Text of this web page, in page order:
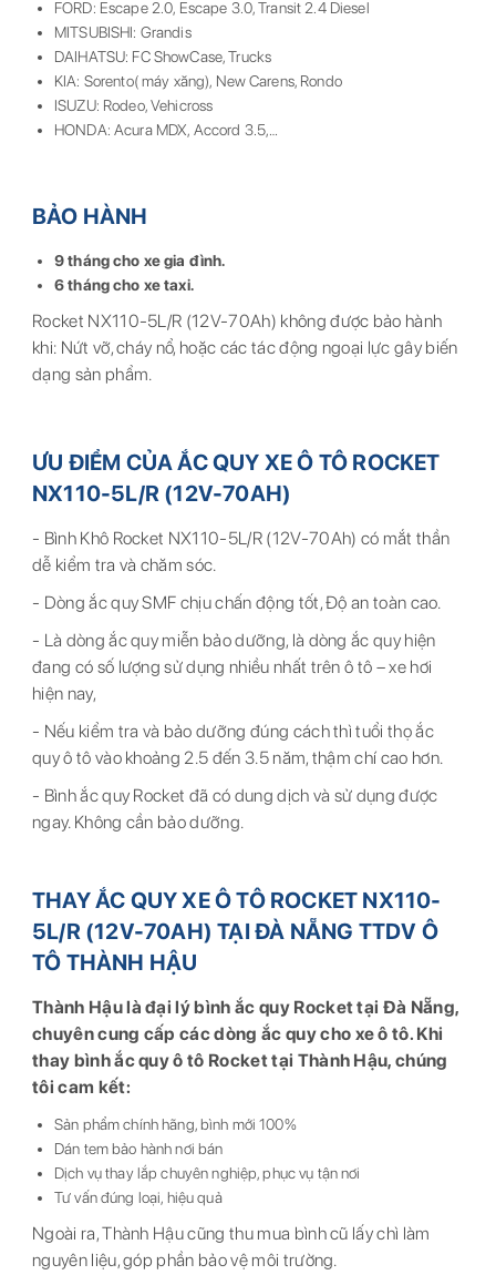
FORD: Escape 2.0, Escape 3.0, Transit 2.4 Diesel
MITSUBISHI: Grandis
DAIHATSU: FC ShowCase, Trucks
KIA: Sorento( máy xăng), New Carens, Rondo
ISUZU: Rodeo, Vehicross
HONDA: Acura MDX, Accord 3.5,…
BẢO HÀNH
9 tháng cho xe gia đình.
6 tháng cho xe taxi.
Rocket NX110-5L/R (12V-70Ah) không được bảo hành
khi: Nứt vỡ, cháy nổ, hoặc các tác động ngoại lực gây biến
dạng sản phẩm.
ƯU ĐIỂM CỦA ẮC QUY XE Ô TÔ ROCKET
NX110-5L/R (12V-70AH)
- Bình Khô Rocket NX110-5L/R (12V-70Ah) có mắt thần
dễ kiểm tra và chăm sóc.
- Dòng ắc quy SMF chịu chấn động tốt, Độ an toàn cao.
- Là dòng ắc quy miễn bảo dưỡng, là dòng ắc quy hiện
đang có số lượng sử dụng nhiều nhất trên ô tô – xe hơi
hiện nay,
- Nếu kiểm tra và bảo dưỡng đúng cách thì tuổi thọ ắc
quy ô tô vào khoảng 2.5 đến 3.5 năm, thậm chí cao hơn.
- Bình ắc quy Rocket đã có dung dịch và sử dụng được
ngay. Không cần bảo dưỡng.
THAY ẮC QUY XE Ô TÔ ROCKET NX110-
5L/R (12V-70AH) TẠI ĐÀ NẴNG TTDV Ô
TÔ THÀNH HẬU
Thành Hậu là đại lý bình ắc quy Rocket tại Đà Nẵng,
chuyên cung cấp các dòng ắc quy cho xe ô tô. Khi
thay bình ắc quy ô tô Rocket tại Thành Hậu, chúng
tôi cam kết:
Sản phẩm chính hãng, bình mới 100%
Dán tem bảo hành nơi bán
Dịch vụ thay lắp chuyên nghiệp, phục vụ tận nơi
Tư vấn đúng loại, hiệu quả
Ngoài ra, Thành Hậu cũng thu mua bình cũ lấy chì làm
nguyên liệu, góp phần bảo vệ môi trường.